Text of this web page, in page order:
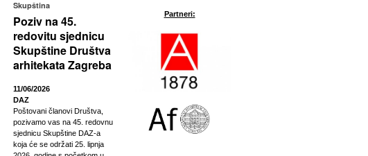
Skupština
Poziv na 45.
redovitu sjednicu
Skupštine Društva
arhitekata Zagreba
11/06/2026
DAZ
Poštovani članovi Društva,
pozivamo vas na 45. redovnu
sjednicu Skupštine DAZ-a
koja će se održati 25. lipnja
Partneri: